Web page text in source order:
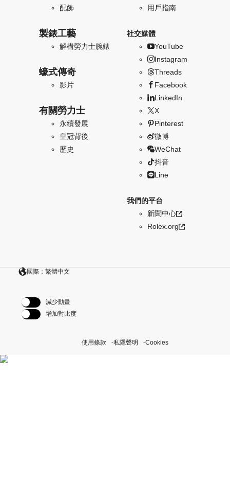
配飾
製錶工藝
解構勞力士腕錶
蠔式傳奇
影片
有關勞力士
永續發展
皇冠背後
歷史
用戶指南
社交媒體
YouTube
Instagram
Threads
Facebook
LinkedIn
X
Pinterest
微博
WeChat
抖音
Line
我們的平台
新聞中心
Rolex.org
國際：繁體中文
減少動畫
增加對比度
使用條款 私隱聲明 Cookies